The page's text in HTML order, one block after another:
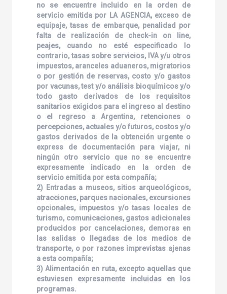
no se encuentre incluido en la orden de
servicio emitida por LA AGENCIA, exceso de
equipaje, tasas de embarque, penalidad por
falta de realización de check-in on line,
peajes, cuando no esté especificado lo
contrario, tasas sobre servicios, IVA y/u otros
impuestos, aranceles aduaneros, migratorios
o por gestión de reservas, costo y/o gastos
por vacunas, test y/o análisis bioquímicos y/o
todo gasto derivados de los requisitos
sanitarios exigidos para el ingreso al destino
o el regreso a Argentina, retenciones o
percepciones, actuales y/o futuros, costos y/o
gastos derivados de la obtención urgente o
express de documentación para viajar, ni
ningún otro servicio que no se encuentre
expresamente indicado en la orden de
servicio emitida por esta compañía;
2) Entradas a museos, sitios arqueológicos,
atracciones, parques nacionales, excursiones
opcionales, impuestos y/o tasas locales de
turismo, comunicaciones, gastos adicionales
producidos por cancelaciones, demoras en
las salidas o llegadas de los medios de
transporte, o por razones imprevistas ajenas
a esta compañía;
3) Alimentación en ruta, excepto aquellas que
estuviesen expresamente incluidas en los
programas.